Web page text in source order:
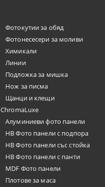
Фотокутии за обяд
Фотонесесери за моливи
Химикали
Линии
Подложка за мишка
Нож за писма
Щанци и клещи
ChromaLuxe
Алуминиеви фото панели
HB Фото панели с подпора
HB Фото панели със стойка
HB Фото панели с панти
MDF Фото панели
Плотове за маса